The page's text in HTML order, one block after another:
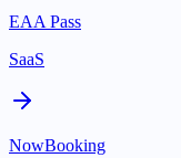
EAA Pass
SaaS
NowBooking